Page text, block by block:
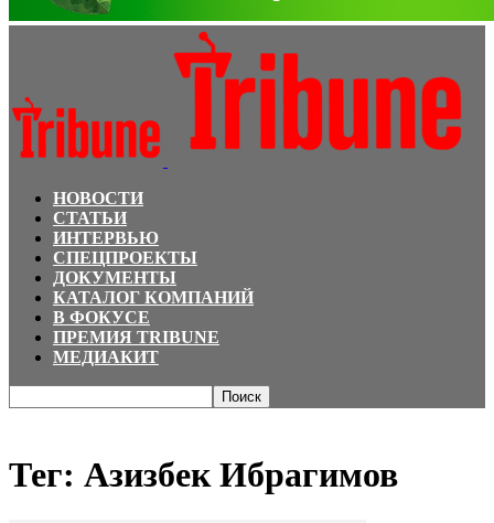
НОВОСТИ
СТАТЬИ
ИНТЕРВЬЮ
СПЕЦПРОЕКТЫ
ДОКУМЕНТЫ
КАТАЛОГ КОМПАНИЙ
В ФОКУСЕ
ПРЕМИЯ TRIBUNE
МЕДИАКИТ
Тег: Азизбек Ибрагимов